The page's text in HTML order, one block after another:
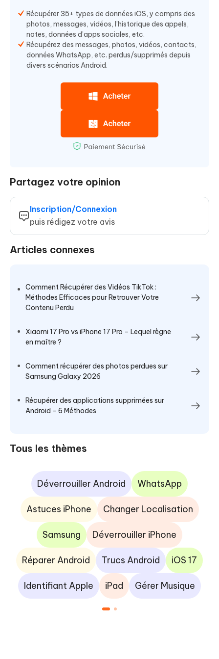
Récupérer 35+ types de données iOS, y compris des
photos, messages, vidéos, l’historique des appels,
notes, données d’apps sociales, etc.
Récupérez des messages, photos, vidéos, contacts,
données WhatsApp, etc. perdus/supprimés depuis
divers scénarios Android.
Partagez votre opinion
Inscription/Connexion
puis rédigez votre avis
Articles connexes
Comment Récupérer des Vidéos TikTok :
Méthodes Efficaces pour Retrouver Votre
Contenu Perdu
Xiaomi 17 Pro vs iPhone 17 Pro – Lequel règne
en maître ?
Comment récupérer des photos perdues sur
Samsung Galaxy 2026
Récupérer des applications supprimées sur
Android - 6 Méthodes
Tous les thèmes
Déverrouiller Android WhatsApp
Astuces iPhone Changer Localisation
Samsung Déverrouiller iPhone
Réparer Android Trucs Android iOS 17
Identifiant Apple iPad Gérer Musique